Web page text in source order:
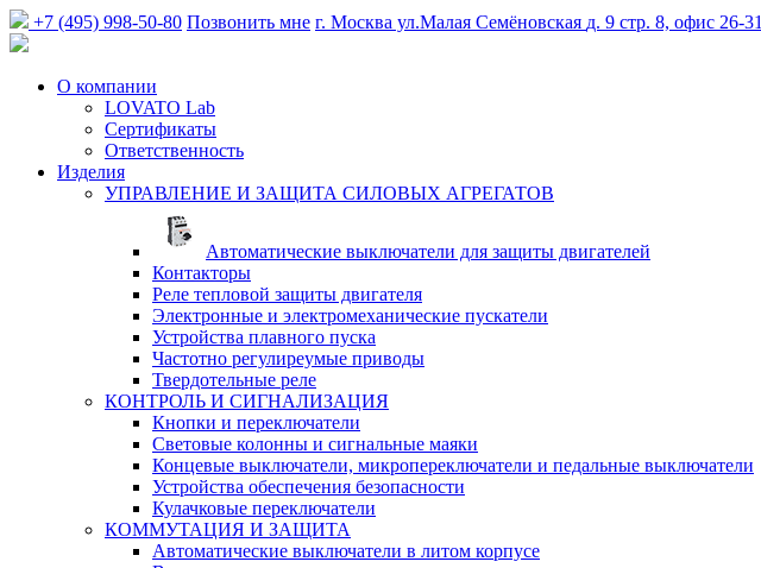
+7 (495) 998-50-80 Позвонить мне г. Москва ул.Малая Семёновская д. 9 стр. 8, офис 26-31
О компании
LOVATO Lab
Сертификаты
Ответственность
Изделия
УПРАВЛЕНИЕ И ЗАЩИТА СИЛОВЫХ АГРЕГАТОВ
Автоматические выключатели для защиты двигателей
Контакторы
Реле тепловой защиты двигателя
Электронные и электромеханические пускатели
Устройства плавного пуска
Частотно регулиреумые приводы
Твердотельные реле
КОНТРОЛЬ И СИГНАЛИЗАЦИЯ
Кнопки и переключатели
Световые колонны и сигнальные маяки
Концевые выключатели, микропереключатели и педальные выключатели
Устройства обеспечения безопасности
Кулачковые переключатели
КОММУТАЦИЯ И ЗАЩИТА
Автоматические выключатели в литом корпусе